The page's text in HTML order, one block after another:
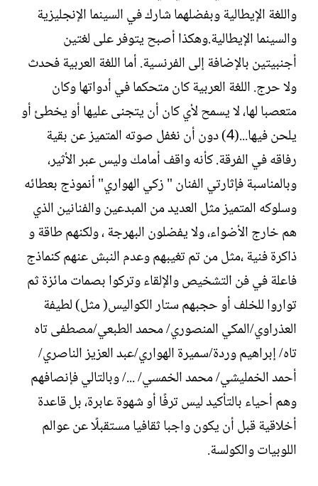
واللغة الإيطالية وبفضلهما شارك في السينما الإنجليزية
والسينما الإيطالية.وهكذا أصبح يتوفر على لغتين
أجنبيتين بالإضافة إلى الفرنسية. أما اللغة العربية فحدث
ولا حرج. اللغة العربية كان متحكما في أدواتها وكان
متعصبا لها، لا يسمح لأي كان أن يتجنى عليها أو يخطئ أو
يلحن فيها...(4) دون أن نغفل صوته المتميز عن بقية
رفاقه في الفرقة. كأنه واقف أمامك وليس عبر الأثير،
وبالمناسبة فإثارتي الفنان " زكي الهواري" أنموذج بعطائه
وسلوكه المتميز مثل العديد من المبدعين والفنانين الذي
هم خارج الأضواء، ولا يفضلون البهرجة ، ولكنهم طاقة و
ذاكرة فنية ،مثل من تم تغيبهم وعدم النبش عنهم كنماذج
فاعلة في فن التشخيص والإلقاء وتركوا بصمات مائزة ثم
تواروا للخلف أو حجبهم ستار الكواليس( مثل) لطيفة
العذراوي/المكي المنصوري/ محمد الطبعي/مصطفى تاه
تاه/ إبراهيم وردة/سميرة الهواري/عبد العزيز الناصري/
أحمد الخمليشي/ محمد الخمسي/ .../ وبالتالي فإنصافهم
وهم أحياء بالتأكيد ليس ترفًا أو شهوة عابرة، بل قاعدة
أخلاقية قبل أن يكون واجبا ثقافيا مستقبلًا عن عوالم
اللوبيات والكولسة.